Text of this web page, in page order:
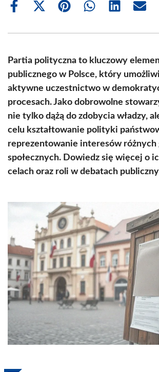
Share
Share
(Twitter)
Share Share Share Share
Partia polityczna to kluczowy
publicznego w Polsce, który
aktywne uczestnictwo w
procesach. Jako dobrowolne
nie tylko dążą do zdobycia władzy,
celu kształtowanie polityki
reprezentowanie interesów różnych
społecznych. Dowiedz się więcej o
celach oraz roli w debatach